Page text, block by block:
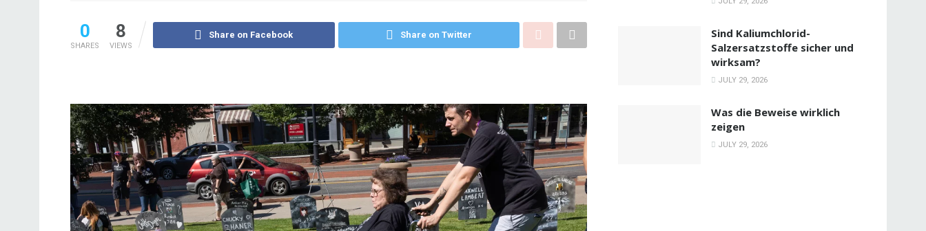
0
SHARES
8
VIEWS
Share on Facebook Share on Twitter
Sind Kaliumchlorid-
Salzersatzstoffe sicher und
wirksam?
JULY 29, 2026
Was die Beweise wirklich
zeigen
JULY 29, 2026